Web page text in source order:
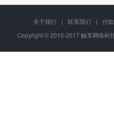
关于我们 | 联系我们 |
付
Copyright © 2010-2017 触享网络